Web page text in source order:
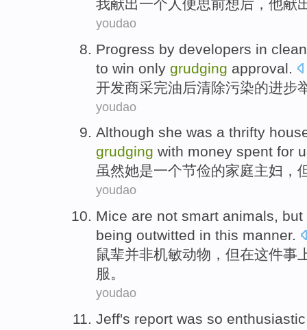
我献出一个 人 便思前想后， 他献
youdao
Progress by developers in
to win only grudging approval
开发商采完油后清除污染的进步
youdao
Although she was a thrifty
grudging with money spent for
虽然她是一个节俭的家庭主妇 ，
youdao
Mice are not smart animals, but
being outwitted in this manner.
鼠辈并非机敏动物 ， 但在这件事
服。
youdao
Jeff's report was so enthusiastic